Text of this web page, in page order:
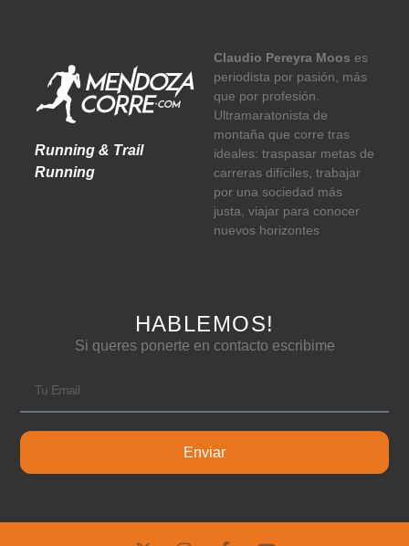
Running & Trail
Running
Claudio Pereyra Moos es
periodista por pasión, más
que por profesión.
Ultramaratonista de
montaña que corre tras
ideales: traspasar metas de
carreras difíciles, trabajar
por una sociedad más
justa, viajar para conocer
nuevos horizontes
HABLEMOS!
Si queres ponerte en contacto escribime
Enviar